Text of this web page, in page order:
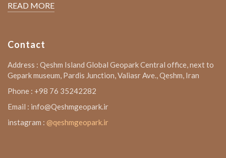
READ MORE
Contact
Address : Qeshm Island Global Geopark Central office, next to
Gepark museum, Pardis Junction, Valiasr Ave., Qeshm, Iran
Phone : +98 76 35242282
Email : info@Qeshmgeopark.ir
instagram : @qeshmgeopark.ir